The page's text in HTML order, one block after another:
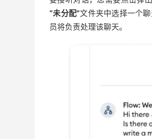
“未分配”文件夹中选择一个
员将负责处理该聊天。